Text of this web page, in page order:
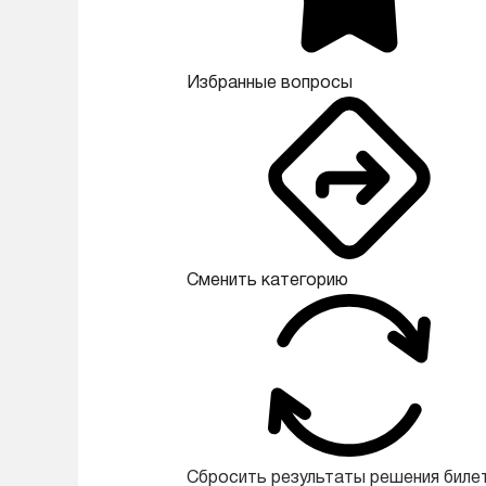
Избранные вопросы
Сменить категорию
Сбросить результаты решения